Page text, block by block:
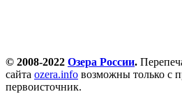
© 2008-2022 Озера России.
сайта ozera.info возможны только с
первоисточник.